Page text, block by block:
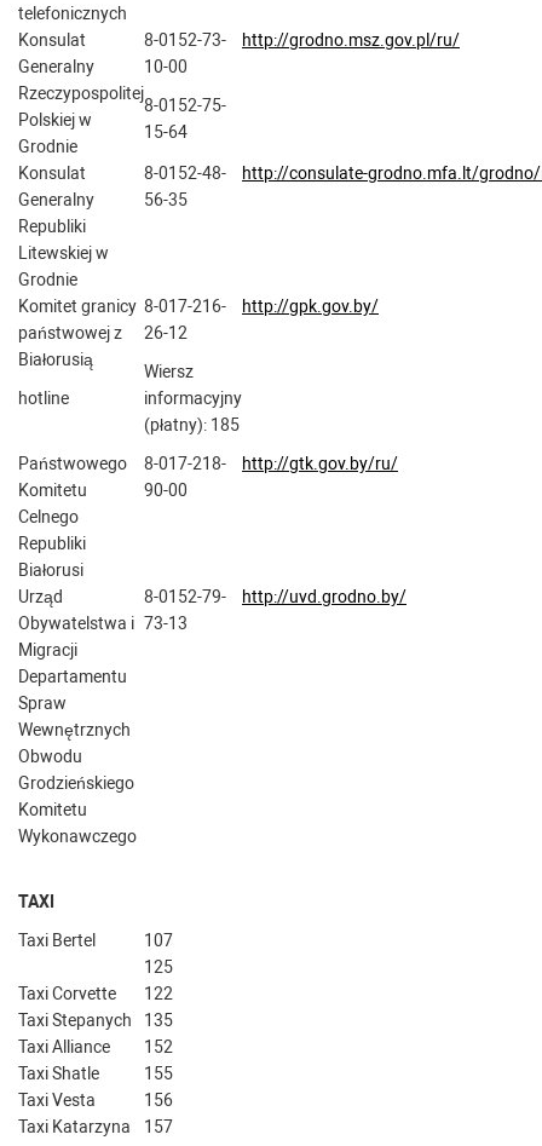
telefonicznych
Konsulat
Generalny
Rzeczypospolitej
Polskiej w
Grodnie
8-0152-73-
10-00
8-0152-75-
15-64
http://grodno.msz.gov.pl/ru/
Konsulat
Generalny
Republiki
Litewskiej w
Grodnie
8-0152-48-
56-35
http://consulate-grodno.mfa.lt/
Komitet granicy
państwowej z
Białorusią
hotline
8-017-216-
26-12
Wiersz
informacyjny
(płatny): 185
http://gpk.gov.by/
Państwowego
Komitetu
Celnego
Republiki
Białorusi
8-017-218-
90-00
http://gtk.gov.by/ru/
Urząd
Obywatelstwa i
Migracji
Departamentu
Spraw
Wewnętrznych
Obwodu
Grodzieńskiego
Komitetu
Wykonawczego
8-0152-79-
73-13
http://uvd.grodno.by/
TAXI
Taxi Bertel
107
125
Taxi Corvette
122
Taxi Stepanych
135
Taxi Alliance
152
Taxi Shatle
155
Taxi Vesta
156
Taxi Katarzyna
157